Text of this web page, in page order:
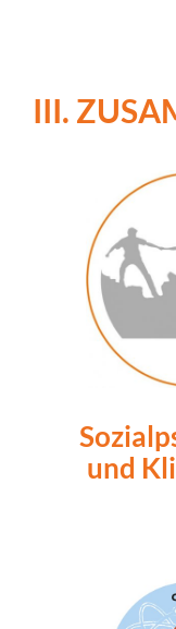
III.
und